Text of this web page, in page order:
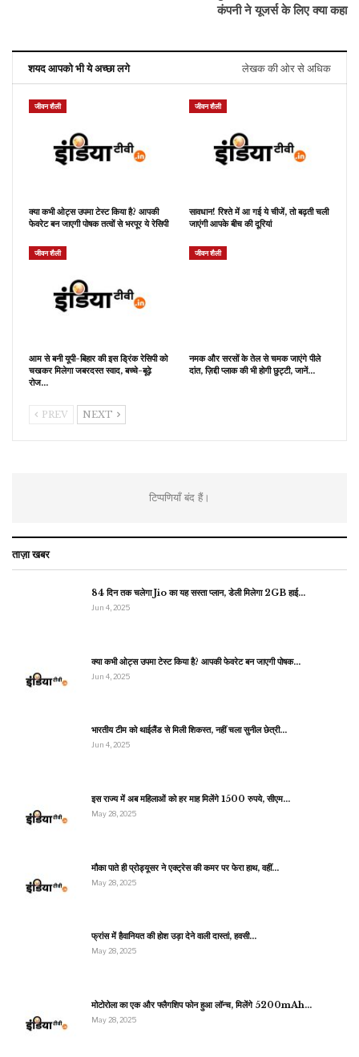
कंपनी ने यूजर्स के लिए क्या कहा
शयद आपको भी ये अच्छा लगे लेखक की ओर से अधिक
जीवन शैली
क्या कभी ओट्स उपमा टेस्ट किया है? आपकी
फेवरेट बन जाएगी पोषक तत्वों से भरपूर ये रेसिपी
जीवन शैली
सावधान! रिश्ते में आ गई ये चीजें, तो बढ़ती चली
जाएंगी आपके बीच की दूरियां
जीवन शैली
आम से बनी यूपी-बिहार की इस ड्रिंक रेसिपी को
चखकर मिलेगा जबरदस्त स्वाद, बच्चे-बूढ़े
रोज…
जीवन शैली
नमक और सरसों के तेल से चमक जाएंगे पीले
दांत, ज़िद्दी प्लाक की भी होगी छुट्टी, जानें…
PREV NEXT
टिप्पणियाँ बंद हैं।
ताज़ा खबर
84 दिन तक चलेगा Jio का यह सस्ता प्लान, डेली मिलेगा 2GB हाई…
Jun 4, 2025
क्या कभी ओट्स उपमा टेस्ट किया है? आपकी फेवरेट बन जाएगी पोषक…
Jun 4, 2025
भारतीय टीम को थाईलैंड से मिली शिकस्त, नहीं चला सुनील छेत्री…
Jun 4, 2025
इस राज्य में अब महिलाओं को हर माह मिलेंगे 1500 रुपये, सीएम…
May 28, 2025
मौका पाते ही प्रोड्यूसर ने एक्ट्रेस की कमर पर फेरा हाथ, वहीं…
May 28, 2025
फ्रांस में हैवानियत की होश उड़ा देने वाली दास्तां, हवसी…
May 28, 2025
मोटोरोला का एक और फ्लैगशिप फोन हुआ लॉन्च, मिलेंगे 5200mAh…
May 28, 2025